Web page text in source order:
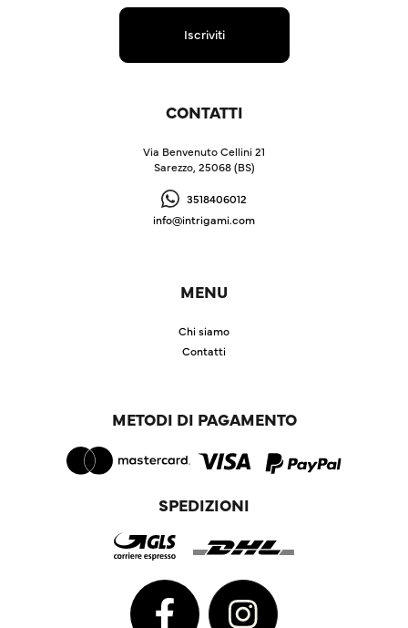
Iscriviti
CONTATTI
Via Benvenuto Cellini 21
Sarezzo, 25068 (BS)
3518406012
info@intrigami.com
MENU
Chi siamo
Contatti
METODI DI PAGAMENTO
SPEDIZIONI